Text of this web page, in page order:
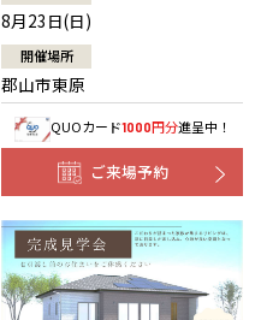
8月23日(日)
開催場所
郡山市東原
QUOカード1000円分進呈中！
ご来場予約